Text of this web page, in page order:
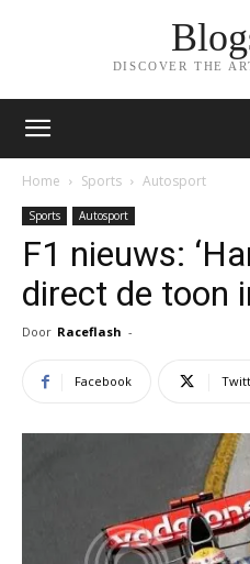
DISCOVER THE
Home Sports Autosport
Sports Autosport
F1 nieuws:
direct de toon
Door Raceflash -
Facebook